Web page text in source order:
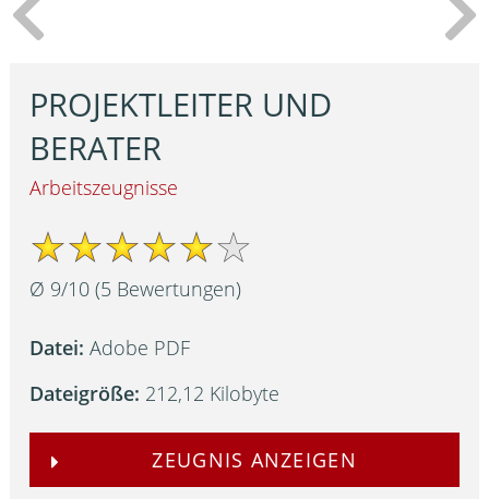
PROJEKTLEITER UND
BERATER
Arbeitszeugnisse
Ø 9/10 (5 Bewertungen)
Datei: Adobe PDF
Dateigröße: 212,12 Kilobyte
ZEUGNIS ANZEIGEN